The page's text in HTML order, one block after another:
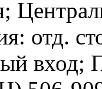
отд.
вход;